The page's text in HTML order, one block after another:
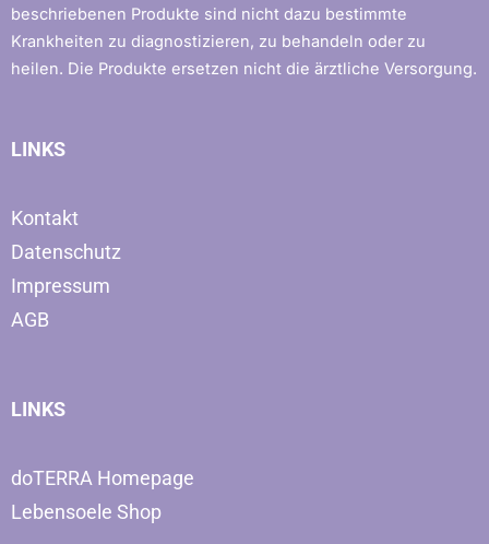
beschriebenen Produkte sind nicht dazu bestimmte
Krankheiten zu diagnostizieren, zu behandeln oder zu
heilen. Die Produkte ersetzen nicht die ärztliche Versorgung.
LINKS
Kontakt
Datenschutz
Impressum
AGB
LINKS
doTERRA Homepage
Lebensoele Shop